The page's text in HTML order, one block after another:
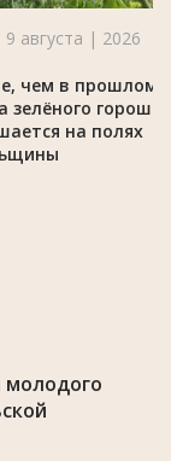
августа | 2026
чем в прошлом
зелёного горошка
на полях
молодого